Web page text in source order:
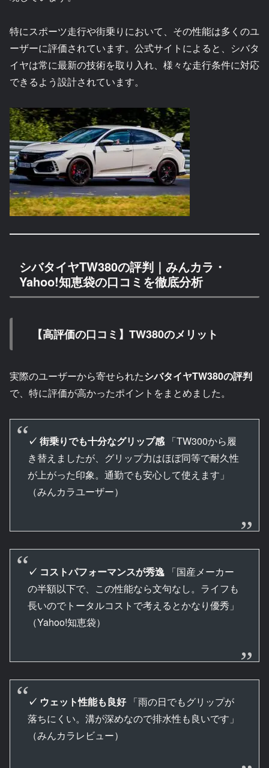
特にスポーツ走行や街乗りにおいて、その性能は多くのユ
ーザーに評価されています。公式サイトによると、シバタ
イヤは常に最新の技術を取り入れ、様々な走行条件に対応
できるよう設計されています。
シバタイヤTW380の評判｜みんカラ・
Yahoo!知恵袋の口コミを徹底分析
【高評価の口コミ】TW380のメリット
実際のユーザーから寄せられたシバタイヤTW380の評判
で、特に評価が高かったポイントをまとめました。
✓ 街乗りでも十分なグリップ感「TW300から履
き替えましたが、グリップ力はほぼ同等で耐久性
が上がった印象。通勤でも安心して使えます」
（みんカラユーザー）
✓ コストパフォーマンスが秀逸「国産メーカー
の半額以下で、この性能なら文句なし。ライフも
長いのでトータルコストで考えるとかなり優秀」
（Yahoo!知恵袋）
✓ ウェット性能も良好「雨の日でもグリップが
落ちにくい。溝が深めなので排水性も良いです」
（みんカラレビュー）